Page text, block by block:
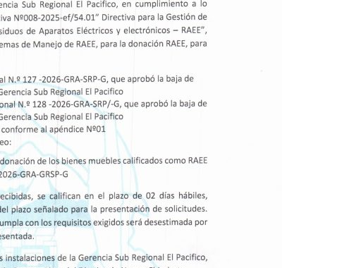
las observaciones
acelerando el proceso para
Baja es una prioridad
dotar a la comunidad de una
concordancia con la línea
Brito, cuyo compromiso
de las obras.
inicial, primaria y secundaria,
15 aulas, servicios
laboratorios, entre otras